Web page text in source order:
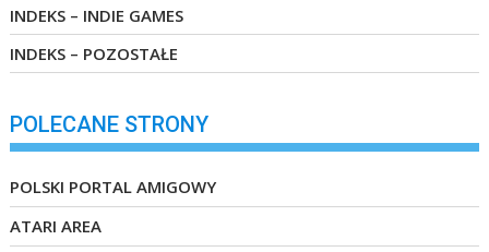
INDEKS – INDIE GAMES
INDEKS – POZOSTAŁE
POLECANE STRONY
POLSKI PORTAL AMIGOWY
ATARI AREA